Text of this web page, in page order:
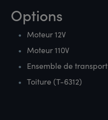
Options
Moteur 12V
Moteur 110V
Ensemble de
Toiture (T-6312)